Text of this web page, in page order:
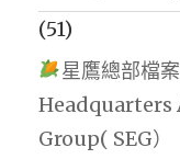
(51)
星鷹總部檔
Headquarters
Group( SEG）